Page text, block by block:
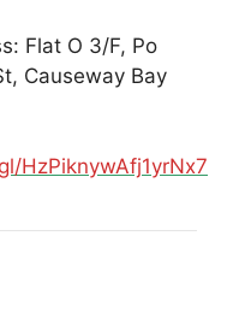
Flat O 3/F, Po
Causeway Bay
HzPiknywAfj1yrNx7